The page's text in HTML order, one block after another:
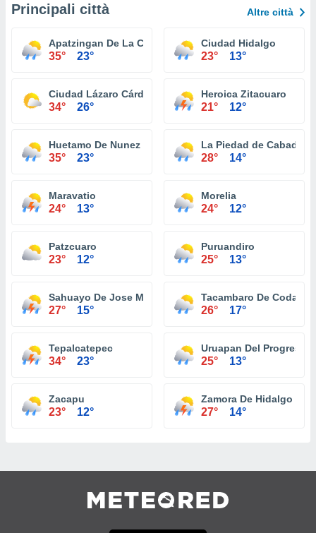
Principali città Altre città
Apatzingan De La Constitucion
35° 23°
Ciudad Hidalgo
23° 13°
Ciudad Lázaro Cárdenas
34° 26°
Heroica Zitacuaro
21° 12°
Huetamo De Nunez
35° 23°
La Piedad de Cabadas
28° 14°
Maravatio
24° 13°
Morelia
24° 12°
Patzcuaro
23° 12°
Puruandiro
25° 13°
Sahuayo De Jose Maria Morelos
27° 15°
Tacambaro De Codallos
26° 17°
Tepalcatepec
34° 23°
Uruapan Del Progreso
25° 13°
Zacapu
23° 12°
Zamora De Hidalgo
27° 14°